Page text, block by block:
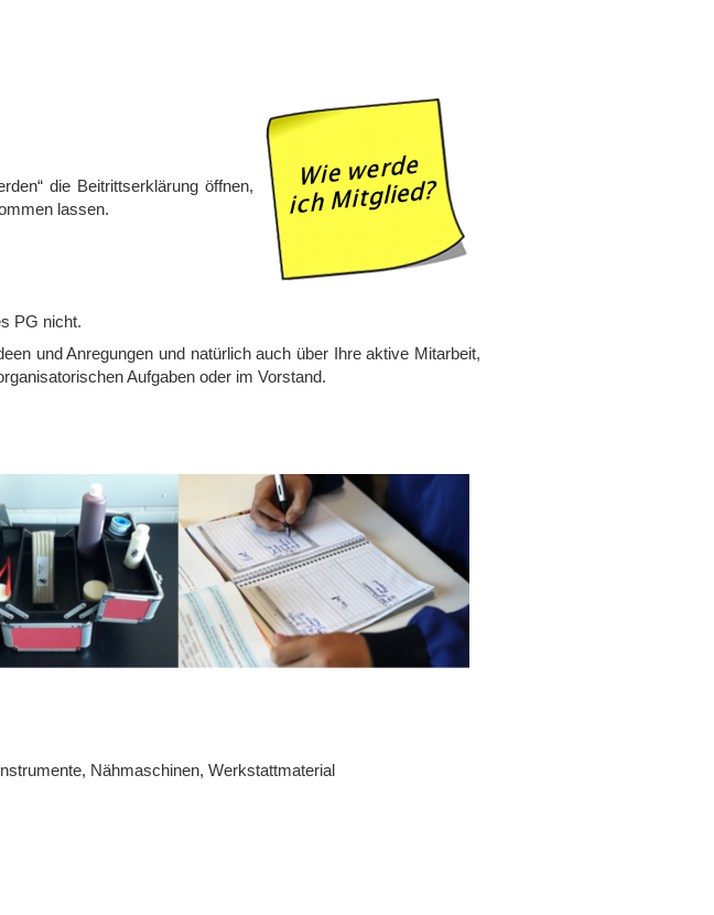
die Beitrittserklärung öffnen,
lassen.
PG nicht.
und Anregungen und natürlich auch über Ihre aktive Mitarbeit,
Aufgaben oder im Vorstand.
Nähmaschinen, Werkstattmaterial